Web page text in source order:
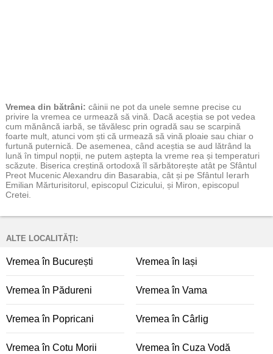
Vremea din bătrâni: câinii ne pot da unele semne precise cu
privire la vremea ce urmează să vină. Dacă aceștia se pot vedea
cum mănâncă iarbă, se tăvălesc prin ogradă sau se scarpină
foarte mult, atunci vom ști că urmează să vină ploaie sau chiar o
furtună puternică. De asemenea, când aceștia se aud lătrând la
lună în timpul nopții, ne putem aștepta la vreme rea și temperaturi
scăzute. Biserica creștină ortodoxă îl sărbătorește atât pe Sfântul
Preot Mucenic Alexandru din Basarabia, cât și pe Sfântul Ierarh
Emilian Mărturisitorul, episcopul Cizicului, și Miron, episcopul
Cretei.
ALTE LOCALITĂȚI:
Vremea în București Vremea în Iași
Vremea în Pădureni Vremea în Vama
Vremea în Popricani Vremea în Cârlig
Vremea în Cotu Morii Vremea în Cuza Vodă